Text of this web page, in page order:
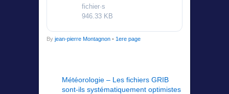
fichier·s
946.33 KB
Byjean-pierre Montagnon • 1ere page
Météorologie – Les fichiers GRIB
sont-ils systématiquement optimistes